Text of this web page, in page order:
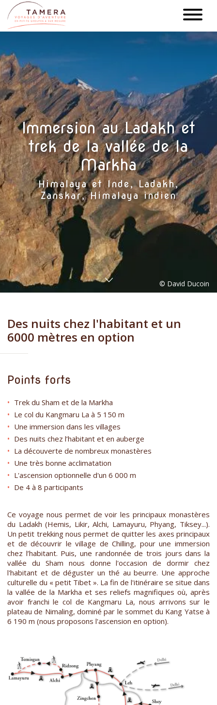
Aller
au
contenu
Immersion au Ladakh et
trek de la vallée de la
Markha
Himalaya et Inde, Ladakh,
Zanskar, Himalaya indien
Des nuits chez l'habitant et un
6000 mètres en option
Points forts
Trek du Sham et de la Markha
Le col du Kangmaru La à 5 150 m
Une immersion dans les villages
Des nuits chez l’habitant et en auberge
La découverte de nombreux monastères
Une très bonne acclimatation
L'ascension optionnelle d'un 6 000 m
De 4 à 8 participants
Ce voyage nous permet de voir les principaux monastères
du Ladakh (Hemis, Likir, Alchi, Lamayuru, Phyang, Tiksey...).
Un petit trekking nous permet de quitter les axes principaux
et de découvrir le village de Chilling, pour une immersion
chez l’habitant. Puis, une randonnée de trois jours dans la
vallée du Sham nous donne l'occasion de dormir chez
l'habitant et de déguster un thé au beurre. Une approche
culturelle du « petit Tibet ». La fin de l'itinéraire se situe dans
la vallée de la Markha et ses reliefs magnifiques où, après
avoir franchi le col de Kangmaru La, nous arrivons sur le
plateau de Nimaling, dominé par le sommet du Kang Yatse à
6 190 m (nous proposons l'ascension en option).